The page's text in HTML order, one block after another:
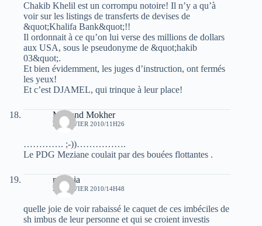
Chakib Khelil est un corrompu notoire! Il n’y a qu’à
voir sur les listings de transferts de devises de
&quot;Khalifa Bank&quot;!!
Il ordonnait à ce qu’on lui verse des millions de dollars
aux USA, sous le pseudonyme de &quot;hakib
03&quot;.
Et bien évidemment, les juges d’instruction, ont fermés
les yeux!
Et c’est DJAMEL, qui trinque à leur place!
Mohand Mokher
24 JANVIER 2010/11H26
…………. ;-))…………….
Le PDG Meziane coulait par des bouées flottantes .
mounia
24 JANVIER 2010/14H48
quelle joie de voir rabaissé le caquet de ces imbéciles de
sh imbus de leur personne et qui se croient investis